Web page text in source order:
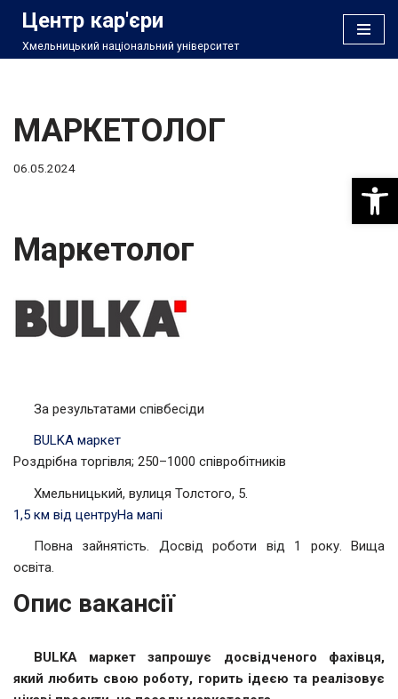
Перейти
Центр кар'єри
Хмельницький національний університет
МАРКЕТОЛОГ
06.05.2024
Маркетолог
За результатами співбесіди
BULKA маркет
Роздрібна торгівля; 250–1000 співробітників
Хмельницький, вулиця Толстого, 5.
1,5 км від центруНа мапі
Повна зайнятість. Досвід роботи від 1 року. Вища
освіта.
Опис вакансії
BULKA маркет запрошує досвідченого фахівця,
який любить свою роботу, горить ідеєю та реалізовує